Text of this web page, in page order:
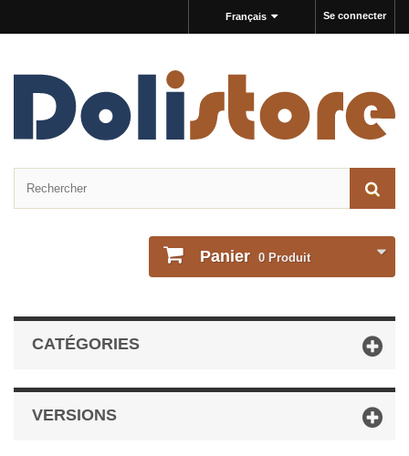
Se connecter
Français
Panier 0 Produit
CATÉGORIES
VERSIONS